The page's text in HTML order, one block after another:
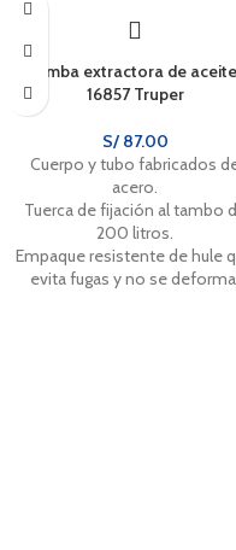
Bomba extractora de
16857 Truper
S/87.00
Cuerpo y tubo fabricados
acero.
Tuerca de fijación al tambo
200 litros.
Empaque resistente de hule
evita fugas y no se